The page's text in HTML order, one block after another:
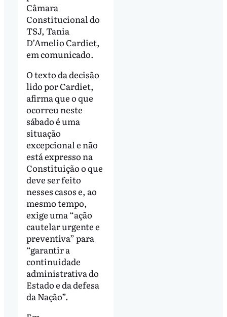
Câmara
Constitucional do
TSJ, Tania
D’Amelio Cardiet,
em comunicado.
O texto da decisão
lido por Cardiet,
afirma que o que
ocorreu neste
sábado é uma
situação
excepcional e não
está expresso na
Constituição o que
deve ser feito
nesses casos e, ao
mesmo tempo,
exige uma “ação
cautelar urgente e
preventiva” para
“garantir a
continuidade
administrativa do
Estado e da defesa
da Nação”.